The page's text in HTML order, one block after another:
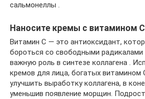
сальмонеллы .
Наносите кремы с витамином С
Витамин С — это антиоксидант,
бороться со свободными радикалами
важную роль в синтезе коллагена .
кремов для лица, богатых
улучшить выработку коллагена, в
уменьшив появление морщин.